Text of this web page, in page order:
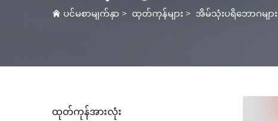
ပင်မစာမျက်နှာ > ထုတ်ကုန်များ > အိမ်သုံးပရိဘောဂများ
ထုတ်ကုန်အားလုံး